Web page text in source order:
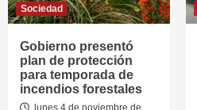
Sociedad
Gobierno presentó
plan de protección
para temporada de
incendios forestales
lunes 4 de noviembre de